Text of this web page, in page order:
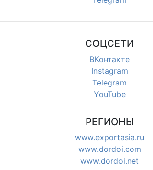
СОЦСЕТИ
ВКонтакте
Instagram
Telegram
YouTube
РЕГИОНЫ
www.exportasia.ru
www.dordoi.com
www.dordoi.net